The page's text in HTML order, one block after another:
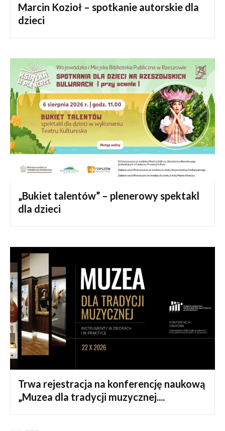
Marcin Kozioł – spotkanie autorskie dla
dzieci
„Bukiet talentów” – plenerowy spektakl
dla dzieci
Trwa rejestracja na konferencję naukową
„Muzea dla tradycji muzycznej....